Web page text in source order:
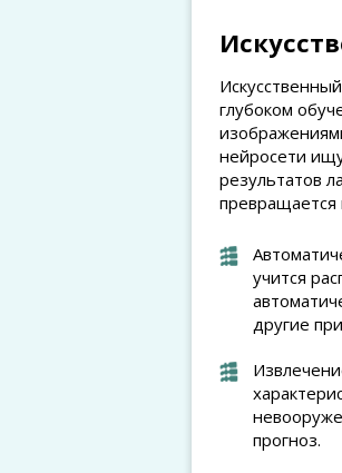
глубоком
нейросети
результатов
превращается
учится
другие
прогноз.